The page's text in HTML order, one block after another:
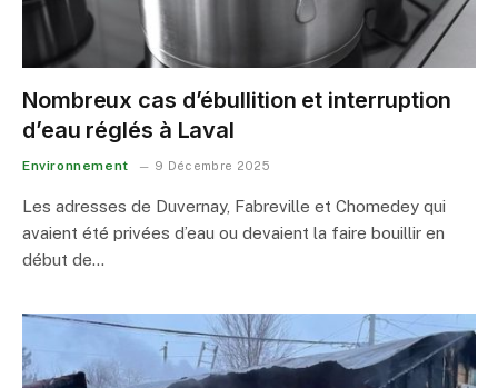
Nombreux cas d’ébullition et interruption
d’eau réglés à Laval
Environnement 9 Décembre 2025
Les adresses de Duvernay, Fabreville et Chomedey qui
avaient été privées d’eau ou devaient la faire bouillir en
début de…